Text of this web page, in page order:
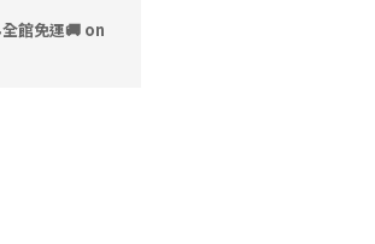
館免運🚚 on